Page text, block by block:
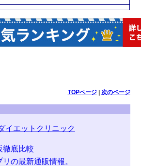
TOPページ| 次のページ
徹底比較
の最新通販情報。